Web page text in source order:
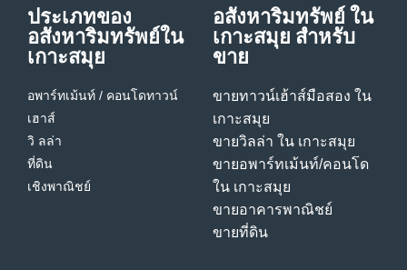
ประเภทของ
อสังหาริมทรัพย์ใน
เกาะสมุย
อพาร์ทเม้นท์ / คอนโดทาวน์
เฮาส์
วิ ลล่า
ที่ดิน
เชิงพาณิชย์
อสังหาริมทรัพย์ ใน
เกาะสมุย สําหรับ
ขาย
ขายทาวน์เฮ้าส์มือสอง ใน
เกาะสมุย
ขายวิลล่า ใน เกาะสมุย
ขายอพาร์ทเม้นท์/คอนโด
ใน เกาะสมุย
ขายอาคารพาณิชย์
ขายที่ดิน